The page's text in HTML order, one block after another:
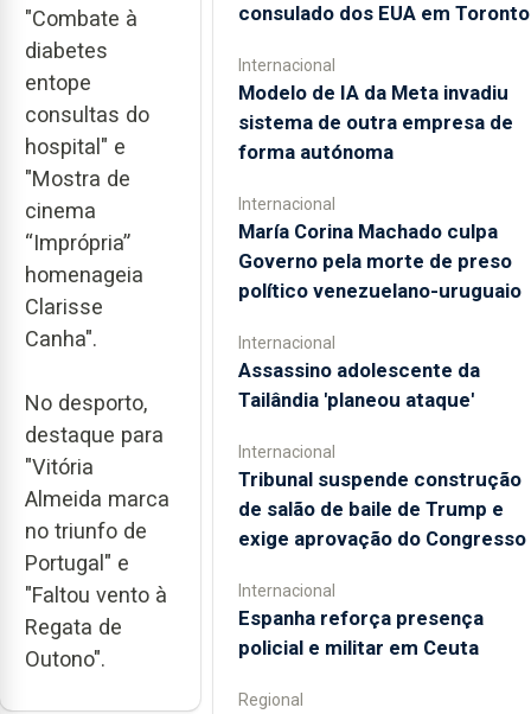
"Combate à
diabetes
entope
consultas do
hospital" e
"Mostra de
cinema
“Imprópria”
homenageia
Clarisse
Canha".
No desporto,
destaque para
"Vitória
Almeida marca
no triunfo de
Portugal" e
"Faltou vento à
Regata de
Outono".
consulado dos EUA em Toronto
Internacional
Modelo de IA da Meta invadiu
sistema de outra empresa de
forma autónoma
Internacional
María Corina Machado culpa
Governo pela morte de preso
político venezuelano-uruguaio
Internacional
Assassino adolescente da
Tailândia 'planeou ataque'
Internacional
Tribunal suspende construção
de salão de baile de Trump e
exige aprovação do Congresso
Internacional
Espanha reforça presença
policial e militar em Ceuta
Regional